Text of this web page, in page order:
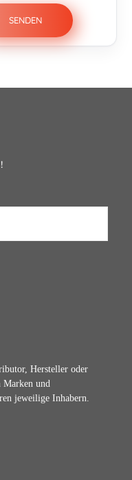
Hersteller oder
Marken und
jeweilige Inhabern.